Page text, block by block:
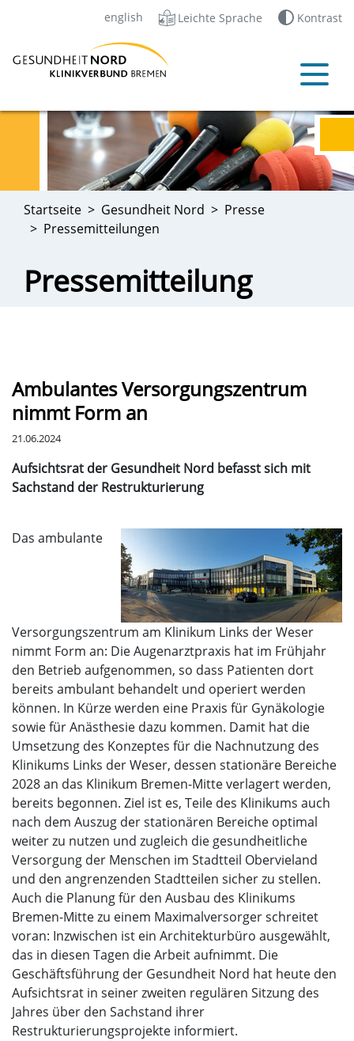
english Leichte Sprache Kontrast
Startseite Gesundheit Nord
Presse
Pressemitteilungen
Pressemitteilung
Ambulantes Versorgungszentrum
nimmt Form an
21.06.2024
Aufsichtsrat der Gesundheit Nord befasst sich mit
Sachstand der Restrukturierung
Das ambulante
Versorgungszentrum am Klinikum Links der Weser
nimmt Form an: Die Augenarztpraxis hat im Frühjahr
den Betrieb aufgenommen, so dass Patienten dort
bereits ambulant behandelt und operiert werden
können. In Kürze werden eine Praxis für Gynäkologie
sowie für Anästhesie dazu kommen. Damit hat die
Umsetzung des Konzeptes für die Nachnutzung des
Klinikums Links der Weser, dessen stationäre Bereiche
2028 an das Klinikum Bremen-Mitte verlagert werden,
bereits begonnen. Ziel ist es, Teile des Klinikums auch
nach dem Auszug der stationären Bereiche optimal
weiter zu nutzen und zugleich die gesundheitliche
Versorgung der Menschen im Stadtteil Obervieland
und den angrenzenden Stadtteilen sicher zu stellen.
Auch die Planung für den Ausbau des Klinikums
Bremen-Mitte zu einem Maximalversorger schreitet
voran: Inzwischen ist ein Architekturbüro ausgewählt,
das in diesen Tagen die Arbeit aufnimmt. Die
Geschäftsführung der Gesundheit Nord hat heute den
Aufsichtsrat in seiner zweiten regulären Sitzung des
Jahres über den Sachstand ihrer
Restrukturierungsprojekte informiert.